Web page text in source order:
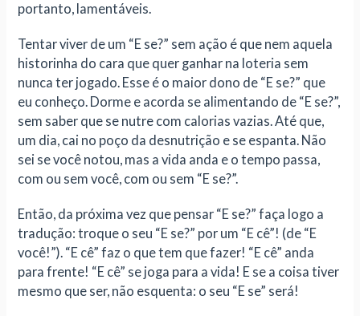
portanto, lamentáveis.
Tentar viver de um “E se?” sem ação é que nem aquela
historinha do cara que quer ganhar na loteria sem
nunca ter jogado. Esse é o maior dono de “E se?” que
eu conheço. Dorme e acorda se alimentando de “E se?”,
sem saber que se nutre com calorias vazias. Até que,
um dia, cai no poço da desnutrição e se espanta. Não
sei se você notou, mas a vida anda e o tempo passa,
com ou sem você, com ou sem “E se?”.
Então, da próxima vez que pensar “E se?” faça logo a
tradução: troque o seu “E se?” por um “E cê”! (de “E
você!”). “E cê” faz o que tem que fazer! “E cê” anda
para frente! “E cê” se joga para a vida! E se a coisa tiver
mesmo que ser, não esquenta: o seu “E se” será!